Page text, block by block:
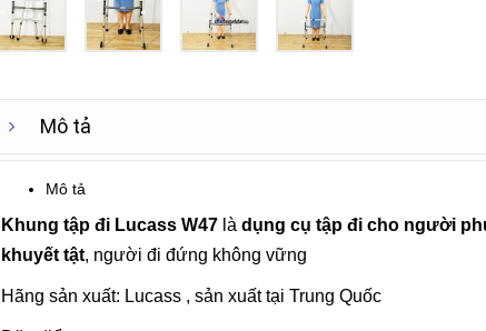
Mô tả
Mô tả
Khung tập đi Lucass W47là dụng cụ tập đi cho người
khuyết tật, người đi đứng không vững
Hãng sản xuất: Lucass, sản xuất tại Trung Quốc